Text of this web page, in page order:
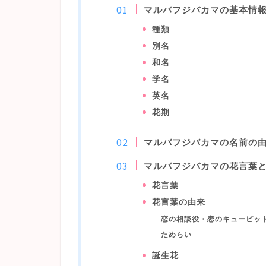
マルバフジバカマの基本情報
種類
別名
和名
学名
英名
花期
マルバフジバカマの名前の
マルバフジバカマの花言葉
花言葉
花言葉の由来
恋の相談役・恋のキューピッ
ためらい
誕生花